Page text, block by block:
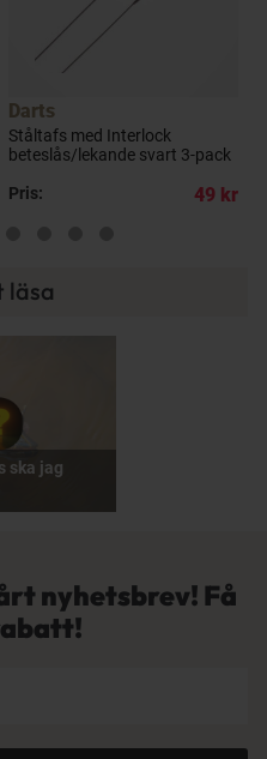
Darts
Ståltafs med Interlock
beteslås/lekande svart 3-pack
Pris:
49 kr
läsa
ska jag
nyhetsbrev! Få